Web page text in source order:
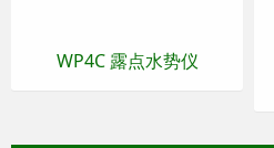
WP4C 露点水势仪